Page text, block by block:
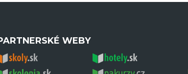
WEBY